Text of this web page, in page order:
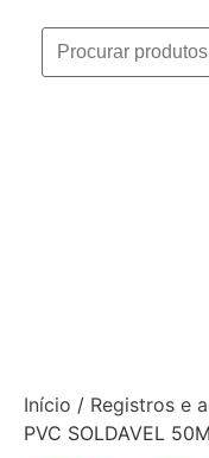
Início / Registros e
PVC SOLDAVEL